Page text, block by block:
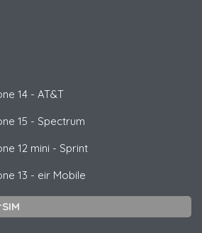
14 - AT&T
15 - Spectrum
12 mini - Sprint
13 - eir Mobile